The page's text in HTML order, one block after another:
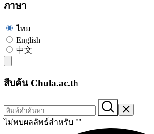
ภาษา
ไทย
English
中文
สืบค้น Chula.ac.th
ไม่พบผลลัพธ์สำหรับ ""